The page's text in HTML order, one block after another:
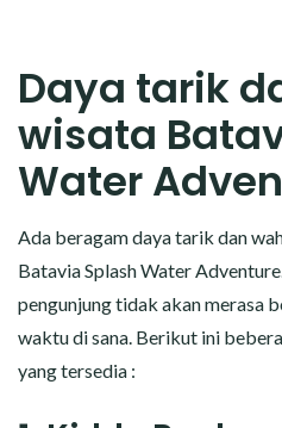
Daya tarik
wisata
Water
Ada beragam daya tarik dan
Batavia Splash Water
pengunjung tidak akan merasa
waktu di sana. Berikut ini
yang tersedia :